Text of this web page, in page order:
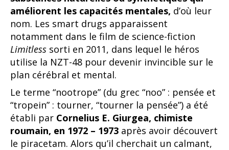
améliorent les capacités mentales, d’où leur
nom. Les smart drugs apparaissent
notamment dans le film de science-fiction
Limitless sorti en 2011, dans lequel le héros
utilise la NZT-48 pour devenir invincible sur le
plan cérébral et mental.
Le terme “nootrope” (du grec “noo” : pensée et
“tropein” : tourner, “tourner la pensée”) a été
établi par Cornelius E. Giurgea, chimiste
roumain, en 1972 – 1973 après avoir découvert
le piracetam. Alors qu’il cherchait un calmant,